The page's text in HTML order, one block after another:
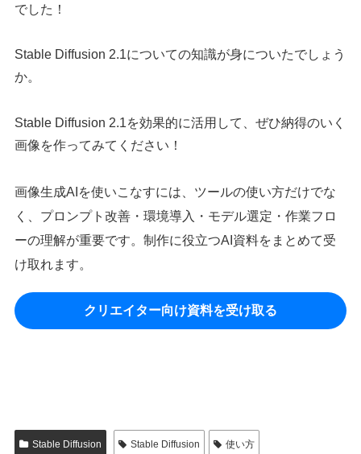
でした！
Stable Diffusion 2.1についての知識が身についたでしょう
か。
Stable Diffusion 2.1を効果的に活用して、ぜひ納得のいく
画像を作ってみてください！
画像生成AIを使いこなすには、ツールの使い方だけでな
く、プロンプト改善・環境導入・モデル選定・作業フロ
ーの理解が重要です。制作に役立つAI資料をまとめて受
け取れます。
クリエイター向け資料を受け取る
Stable Diffusion Stable Diffusion 使い方